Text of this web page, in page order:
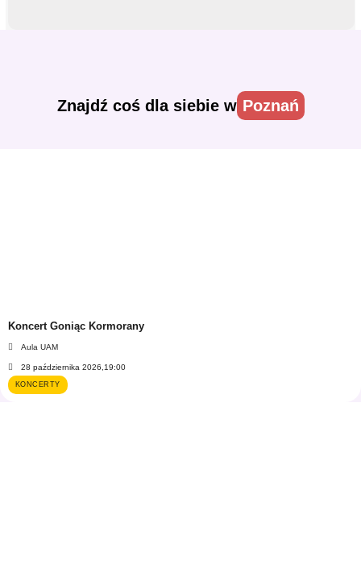
Znajdź coś dla siebie w Poznań
Koncert Goniąc Kormorany
Aula UAM
28 października 2026, 19:00
KONCERTY